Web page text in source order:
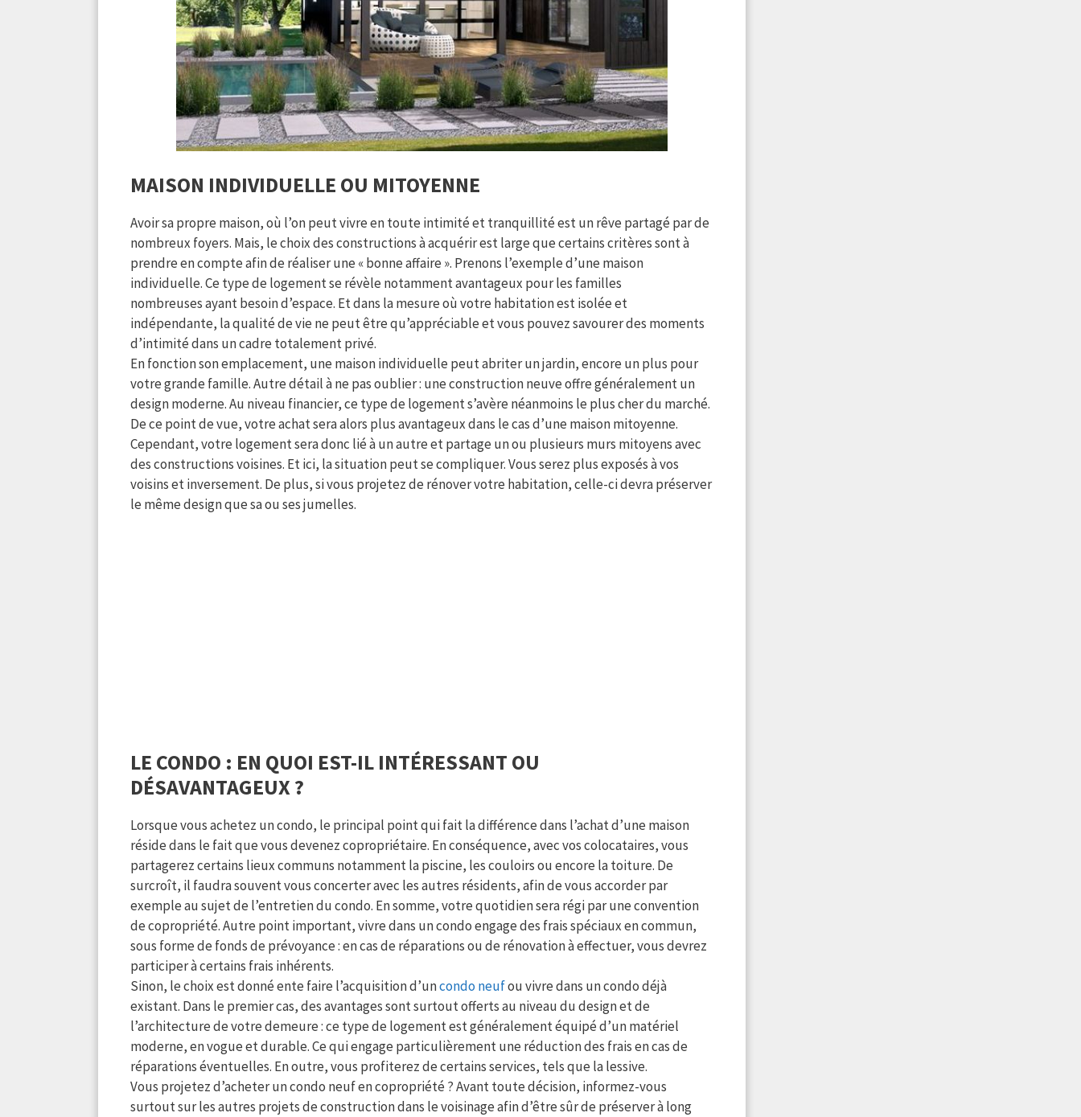
MAISON INDIVIDUELLE OU MITOYENNE
Avoir sa propre maison, où l’on peut vivre en toute intimité et tranquillité est un rêve partagé par de
nombreux foyers. Mais, le choix des constructions à acquérir est large que certains critères sont à
prendre en compte afin de réaliser une « bonne affaire ». Prenons l’exemple d’une maison
individuelle. Ce type de logement se révèle notamment avantageux pour les familles
nombreuses ayant besoin d’espace. Et dans la mesure où votre habitation est isolée et
indépendante, la qualité de vie ne peut être qu’appréciable et vous pouvez savourer des moments
d’intimité dans un cadre totalement privé.
En fonction son emplacement, une maison individuelle peut abriter un jardin, encore un plus pour
votre grande famille. Autre détail à ne pas oublier : une construction neuve offre généralement un
design moderne. Au niveau financier, ce type de logement s’avère néanmoins le plus cher du marché.
De ce point de vue, votre achat sera alors plus avantageux dans le cas d’une maison mitoyenne.
Cependant, votre logement sera donc lié à un autre et partage un ou plusieurs murs mitoyens avec
des constructions voisines. Et ici, la situation peut se compliquer. Vous serez plus exposés à vos
voisins et inversement. De plus, si vous projetez de rénover votre habitation, celle-ci devra préserver
le même design que sa ou ses jumelles.
LE CONDO : EN QUOI EST-IL INTÉRESSANT OU
DÉSAVANTAGEUX ?
Lorsque vous achetez un condo, le principal point qui fait la différence dans l’achat d’une maison
réside dans le fait que vous devenez copropriétaire. En conséquence, avec vos colocataires, vous
partagerez certains lieux communs notamment la piscine, les couloirs ou encore la toiture. De
surcroît, il faudra souvent vous concerter avec les autres résidents, afin de vous accorder par
exemple au sujet de l’entretien du condo. En somme, votre quotidien sera régi par une convention
de copropriété. Autre point important, vivre dans un condo engage des frais spéciaux en commun,
sous forme de fonds de prévoyance : en cas de réparations ou de rénovation à effectuer, vous devrez
participer à certains frais inhérents.
Sinon, le choix est donné ente faire l’acquisition d’uncondo neufou vivre dans un condo déjà
existant. Dans le premier cas, des avantages sont surtout offerts au niveau du design et de
l’architecture de votre demeure : ce type de logement est généralement équipé d’un matériel
moderne, en vogue et durable. Ce qui engage particulièrement une réduction des frais en cas de
réparations éventuelles. En outre, vous profiterez de certains services, tels que la lessive.
Vous projetez d’acheter un condo neuf en copropriété ? Avant toute décision, informez-vous
surtout sur les autres projets de construction dans le voisinage afin d’être sûr de préserver à long